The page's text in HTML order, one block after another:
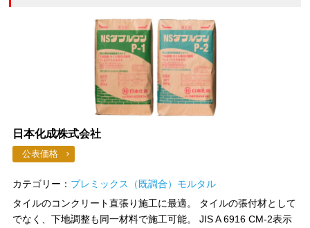
日本化成株式会社
公表価格
カテゴリー： プレミックス（既調合）モルタル
タイルのコンクリート直張り施工に最適。 タイルの張付材として
でなく、下地調整も同一材料で施工可能。 JIS A 6916 CM-2表示